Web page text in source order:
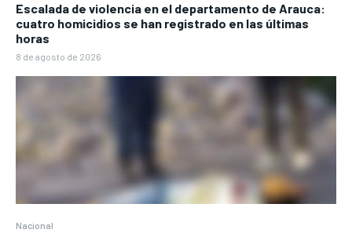
Escalada de violencia en el departamento de Arauca:
cuatro homicidios se han registrado en las últimas
horas
8 de agosto de 2026
Nacional